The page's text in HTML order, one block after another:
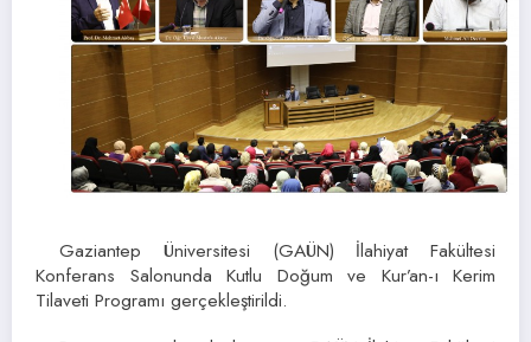
Gaziantep Üniversitesi (GAÜN) İlahiyat Fakültesi
Konferans Salonunda Kutlu Doğum ve Kur’an-ı Kerim
Tilaveti Programı gerçekleştirildi.